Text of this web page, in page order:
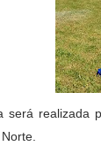
será realizada